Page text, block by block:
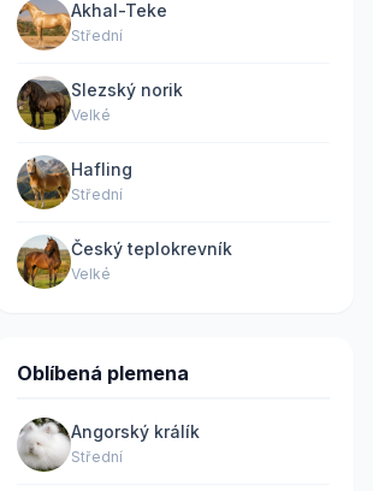
Akhal-Teke
Střední
Slezský norik
Velké
Hafling
Střední
Český teplokrevník
Velké
Oblíbená plemena
Angorský králík
Střední